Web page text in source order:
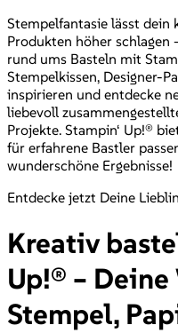
Stempelfantasie lässt dein
Produkten höher schlagen
rund ums Basteln mit
Stempelkissen, Designer-
inspirieren und entdecke
liebevoll
Projekte. Stampin‘ Up!®
für erfahrene Bastler
wunderschöne Ergebnisse!
Entdecke jetzt Deine
Kreativ
Up!® –
Stempel,